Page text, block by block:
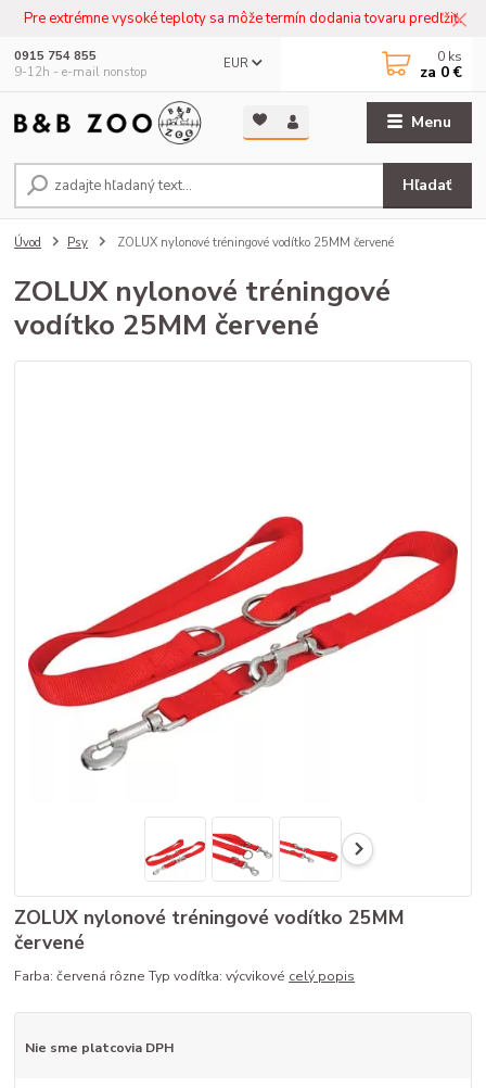
Pre extrémne vysoké teploty sa môže termín dodania tovaru predľžiť.
Menu
EUR
Hľadať
0915 754 855
9-12h - e-mail nonstop
0 ks
za 0 €
Úvod Psy ZOLUX nylonové tréningové vodítko 25MM červené
ZOLUX nylonové tréningové
vodítko 25MM červené
ZOLUX nylonové tréningové vodítko 25MM
červené
Farba: červená rôzne Typ vodítka: výcvikové celý popis
Nie sme platcovia DPH